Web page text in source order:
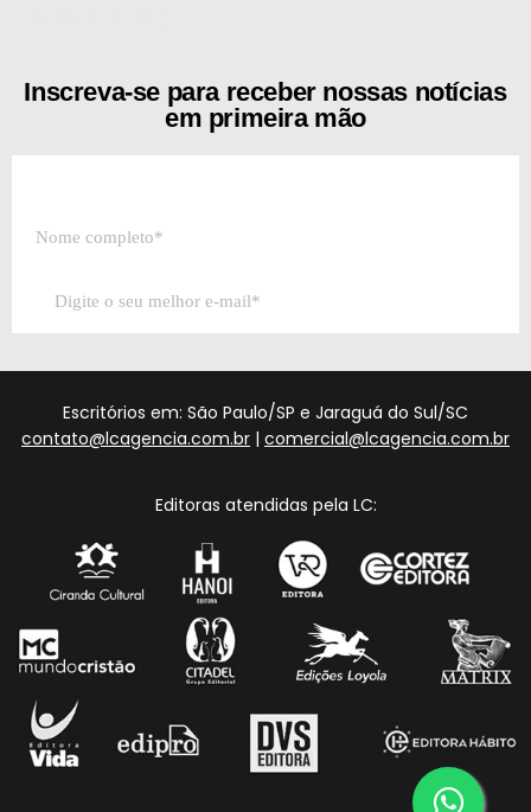
Inscreva-se para receber nossas notícias
em primeira mão
Escritórios em: São Paulo/SP e Jaraguá do Sul/SC
contato@lcagencia.com.br | comercial@lcagencia.com.br
Editoras atendidas pela LC: